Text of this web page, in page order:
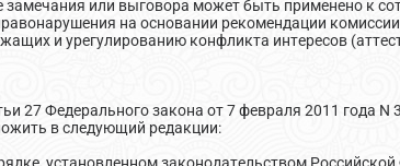
замечания или выговора может быть применено к
на основании рекомендации
и урегулированию конфликта интересов
27 Федерального закона от 7 февраля 2011 года
в следующий редакции: